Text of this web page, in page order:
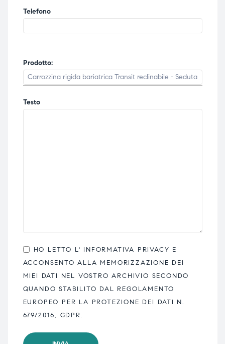
Telefono
Prodotto:
Testo
HO LETTO L' INFORMATIVA PRIVACY E
ACCONSENTO ALLA MEMORIZZAZIONE DEI
MIEI DATI NEL VOSTRO ARCHIVIO SECONDO
QUANDO STABILITO DAL REGOLAMENTO
EUROPEO PER LA PROTEZIONE DEI DATI N.
679/2016, GDPR.